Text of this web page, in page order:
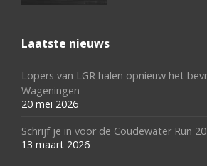
Laatste nieuws
Lopers van LGR halen opnieuw het
Wageningen
20 mei 2026
Schrijf je in voor de Coudewater Run
13 maart 2026